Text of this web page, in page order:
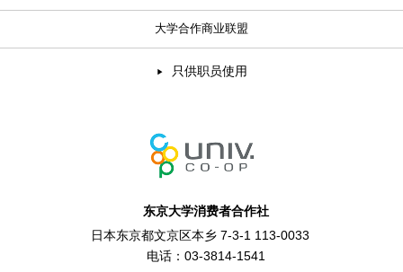
大学合作商业联盟
只供职员使用
东京大学消费者合作社
日本东京都文京区本乡 7-3-1 113-0033
电话： 03-3814-1541